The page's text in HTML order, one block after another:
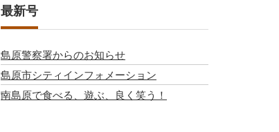
最新号
島原警察署からのお知らせ
島原市シティインフォメーション
南島原で食べる、遊ぶ、良く笑う！